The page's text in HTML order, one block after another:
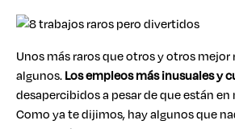
Unos más raros que otros y otros
algunos.Los empleos más inusuales y
desapercibidos a pesar de que están en
Como ya te dijimos, hay algunos que